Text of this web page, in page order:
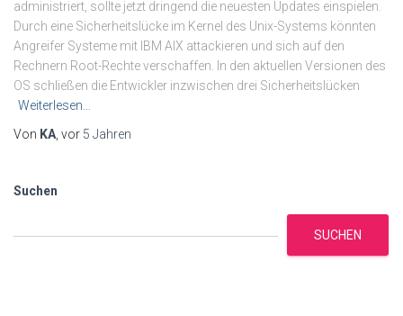
administriert, sollte jetzt dringend die neuesten Updates einspielen.
Durch eine Sicherheitslücke im Kernel des Unix-Systems könnten
Angreifer Systeme mit IBM AIX attackieren und sich auf den
Rechnern Root-Rechte verschaffen. In den aktuellen Versionen des
OS schließen die Entwickler inzwischen drei Sicherheitslücken
Weiterlesen…
Von KA , vor 5 Jahren
Suchen
SUCHEN